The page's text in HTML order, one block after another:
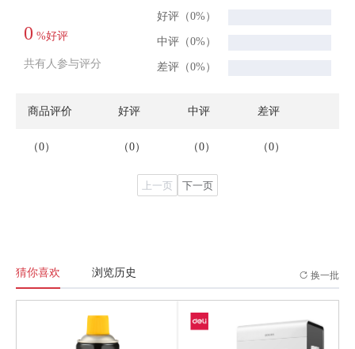
0 %好评
共有人参与评分
好评（0%）
中评（0%）
差评（0%）
商品评价
（0）
好评
（0）
中评
（0）
差评
（0）
上一页 下一页
猜你喜欢 浏览历史 换一批